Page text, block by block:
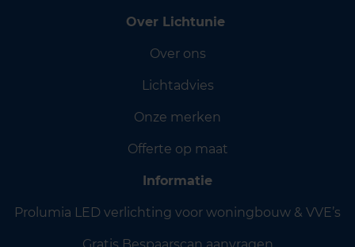
Over Lichtunie
Over ons
Lichtadvies
Onze merken
Offerte op maat
Informatie
Prolumia LED verlichting voor woningbouw & VVE’s